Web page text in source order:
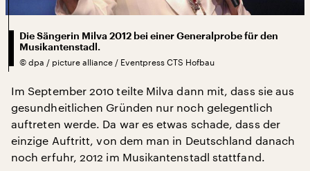
Die Sängerin Milva 2012 bei einer Generalprobe für den
Musikantenstadl.
© dpa / picture alliance / Eventpress CTS Hofbau
Im September 2010 teilte Milva dann mit, dass sie aus
gesundheitlichen Gründen nur noch gelegentlich
auftreten werde. Da war es etwas schade, dass der
einzige Auftritt, von dem man in Deutschland danach
noch erfuhr, 2012 im Musikantenstadl stattfand.